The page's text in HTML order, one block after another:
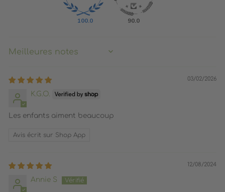
100.0 90.0
SORT BY
03/02/2026
K.G.O.
Les enfants aiment beaucoup
Avis écrit sur Shop App
12/08/2024
Annie S